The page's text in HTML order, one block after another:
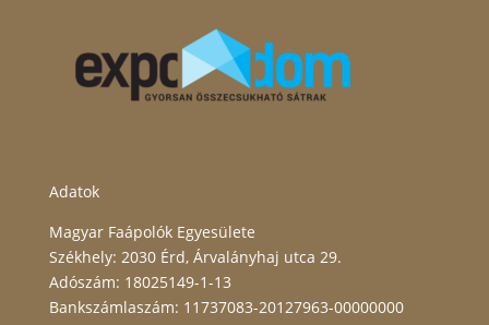
Adatok
Magyar Faápolók Egyesülete
Székhely: 2030 Érd, Árvalányhaj utca 29.
Adószám: 18025149-1-13
Bankszámlaszám: 11737083-20127963-00000000